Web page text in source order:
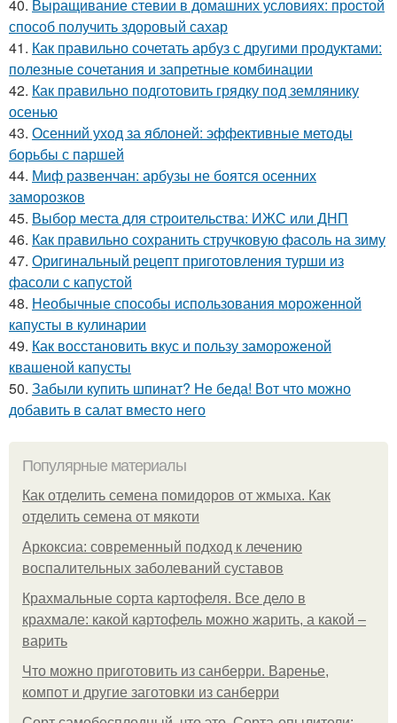
40. Выращивание стевии в домашних условиях: простой
способ получить здоровый сахар
41. Как правильно сочетать арбуз с другими продуктами:
полезные сочетания и запретные комбинации
42. Как правильно подготовить грядку под землянику
осенью
43. Осенний уход за яблоней: эффективные методы
борьбы с паршей
44. Миф развенчан: арбузы не боятся осенних
заморозков
45. Выбор места для строительства: ИЖС или ДНП
46. Как правильно сохранить стручковую фасоль на зиму
47. Оригинальный рецепт приготовления турши из
фасоли с капустой
48. Необычные способы использования мороженной
капусты в кулинарии
49. Как восстановить вкус и пользу замороженой
квашеной капусты
50. Забыли купить шпинат? Не беда! Вот что можно
добавить в салат вместо него
Популярные материалы
Как отделить семена помидоров от жмыха. Как
отделить семена от мякоти
Аркоксиа: современный подход к лечению
воспалительных заболеваний суставов
Крахмальные сорта картофеля. Все дело в
крахмале: какой картофель можно жарить, а какой –
варить
Что можно приготовить из санберри. Варенье,
компот и другие заготовки из санберри